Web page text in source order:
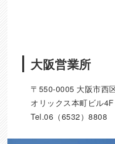
大阪営業所
〒550-0005 大阪市西
オリックス本町ビル4F
Tel.06（6532）8808